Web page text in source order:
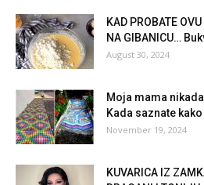
KAD PROBATE
NA GIBANICU…
August 30, 2024
Moja mama
Kada saznate
November 19, 2024
KUVARICA IZ